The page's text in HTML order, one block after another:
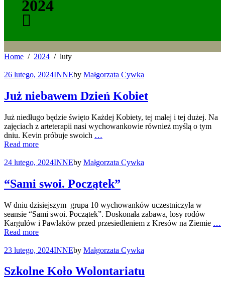
2024
Home 2024 luty
26 lutego, 2024INNEby Małgorzata Cywka
Już niebawem Dzień Kobiet
Już niedługo będzie święto Każdej Kobiety, tej małej i tej dużej. Na
zajęciach z arteterapii nasi wychowankowie również myślą o tym
dniu. Kevin próbuje swoich …
Read more
24 lutego, 2024INNEby Małgorzata Cywka
“Sami swoi. Początek”
W dniu dzisiejszym grupa 10 wychowanków uczestniczyła w
seansie “Sami swoi. Początek”. Doskonała zabawa, losy rodów
Kargulów i Pawlaków przed przesiedleniem z Kresów na Ziemie …
Read more
23 lutego, 2024INNEby Małgorzata Cywka
Szkolne Koło Wolontariatu